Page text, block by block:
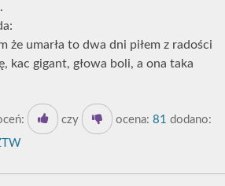
że umarła to dwa dni piłem z radości
kac gigant, głowa boli, a ona taka
czy ocena: 81 dodano: